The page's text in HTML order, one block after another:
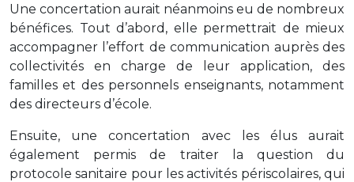
Une concertation aurait néanmoins eu de nombreux
bénéfices. Tout d’abord, elle permettrait de mieux
accompagner l’effort de communication auprès des
collectivités en charge de leur application, des
familles et des personnels enseignants, notamment
des directeurs d’école.
Ensuite, une concertation avec les élus aurait
également permis de traiter la question du
protocole sanitaire pour les activités périscolaires, qui